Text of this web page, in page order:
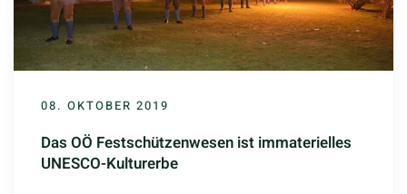
08. OKTOBER 2019
Das OÖ Festschützenwesen ist immaterielles
UNESCO-Kulturerbe